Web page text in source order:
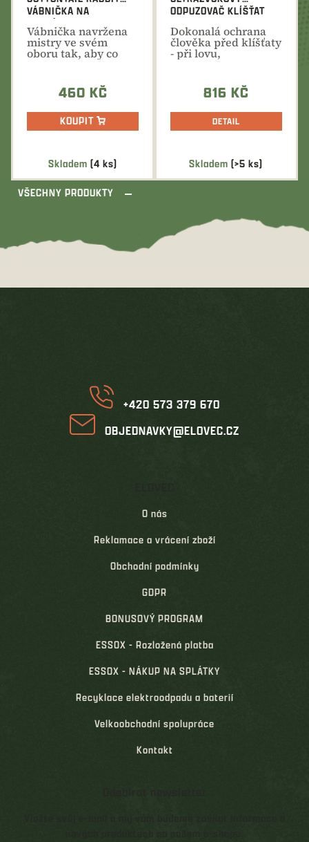
Skladem(4 ks)
VÁBNIČKA NA
PREDÁTORY
Vábnička navržena
mistry ve svém
oboru tak, aby co
nejvěrněji
460 KČ
KOUPIT
Skladem(>5 ks)
ODPUZOVAČ KLÍŠŤAT
Dokonalá ochrana
člověka před klíšťaty
- při lovu,
procházkách a
816 KČ
DETAIL
VŠECHNY PRODUKTY
+420 573 379 670
OBJEDNAVKY@ELOVEC.CZ
O nás
Reklamace a vrácení zboží
Obchodní podmínky
GDPR
BONUSOVÝ PROGRAM
ESSOX - Rozložená platba
ESSOX - NÁKUP NA SPLÁTKY
Recyklace elektroodpadu a baterií
Velkoobchodní spolupráce
Kontakt